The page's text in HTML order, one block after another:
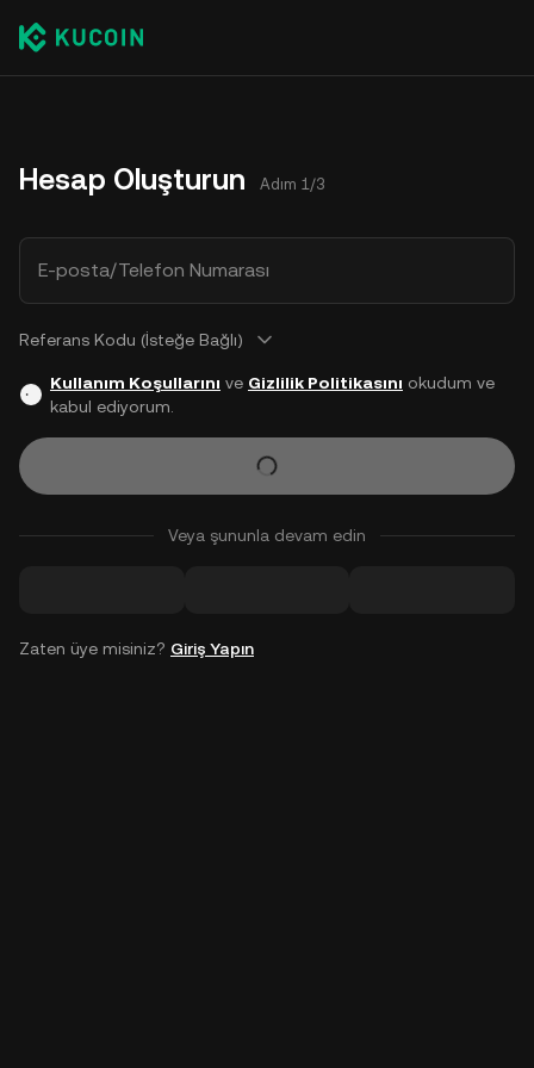
Hesap Oluşturun Adım 1/3
E-posta/Telefon Numarası
Referans Kodu (İsteğe Bağlı)
Kullanım Koşullarını ve Gizlilik Politikasını okudum ve
kabul ediyorum.
Veya şununla devam edin
Zaten üye misiniz? Giriş Yapın